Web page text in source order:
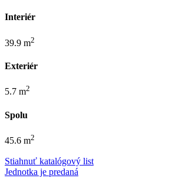
Interiér
39.9 m2
Exteriér
5.7 m2
Spolu
45.6 m2
Stiahnuť katalógový list
Jednotka je predaná